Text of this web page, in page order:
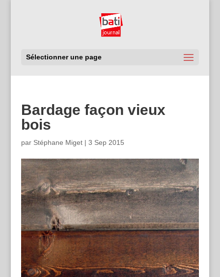
Sélectionner une page
Bardage façon vieux
bois
par Stéphane Miget| 3 Sep 2015